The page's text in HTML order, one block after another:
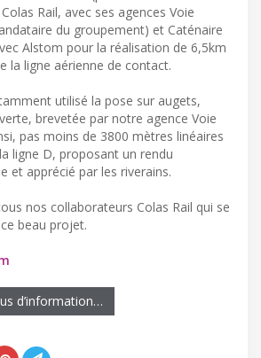
Rail, avec ses agences Voie
du groupement) et Caténaire
Alstom pour la réalisation de 6,5km
la ligne aérienne de contact.
utilisé la pose sur augets,
brevetée par notre agence Voie
pas moins de 3800 mètres linéaires
ligne D, proposant un rendu
et apprécié par les riverains.
nos collaborateurs Colas Rail qui se
beau projet.
d’information…